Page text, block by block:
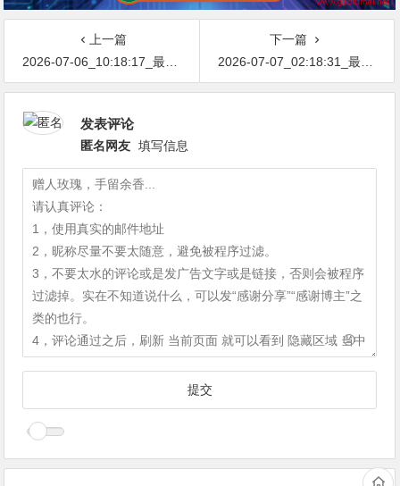
上一篇
2026-07-06_10:18:17_最新网络节点地址免费分享…不定期更新…开放免费分享（网络免费节点香港|日本|韩国|新加坡|台湾|马来西亚|…
下一篇
2026-07-07_02:18:31_最新网络节点地址免费分享…不定期更新…开放免费分享（网络免费节点香港|日本|韩国|新加坡|台湾|马来西亚|…
发表评论
匿名网友 填写信息